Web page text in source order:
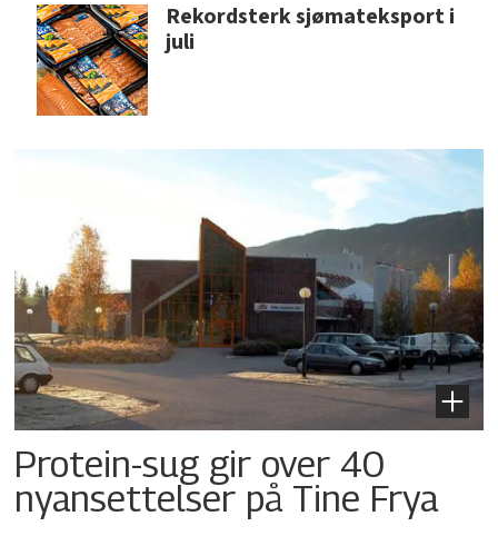
Rekordsterk sjømateksport i
juli
Protein-sug gir over 40
nyansettelser på Tine Frya